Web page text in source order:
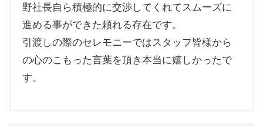
野社長自ら積極的に交渉してくれてスムーズに
進める事ができた頼れる存在です。
引渡しの際のセレモニーではスタッフ皆様から
の心のこもった言葉を頂き本当に嬉しかったで
す。